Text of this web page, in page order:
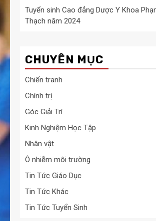
Tuyển sinh Cao đẳng Dược Y Khoa
Thạch năm 2024
CHUYÊN MỤC
Chiến tranh
Chính trị
Góc Giải Trí
Kinh Nghiệm Học Tập
Nhân vật
Ô nhiễm môi trường
Tin Tức Giáo Dục
Tin Tức Khác
Tin Tức Tuyển Sinh